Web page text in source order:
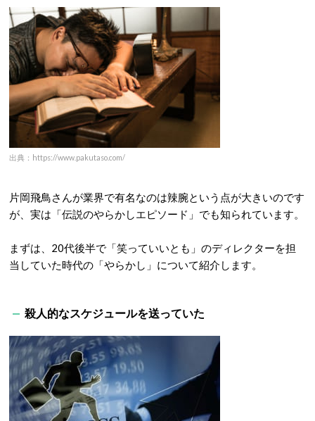
出典：https://www.pakutaso.com/
片岡飛鳥さんが業界で有名なのは辣腕という点が大きいのです
が、実は「伝説のやらかしエピソード」でも知られています。
まずは、20代後半で「笑っていいとも」のディレクターを担
当していた時代の「やらかし」について紹介します。
殺人的なスケジュールを送っていた